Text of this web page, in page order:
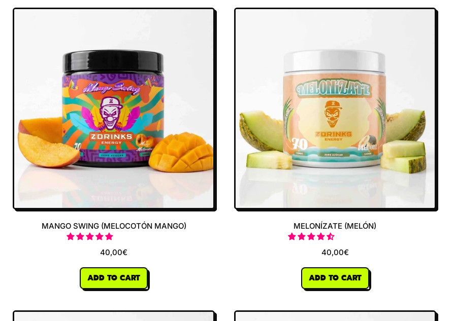
ARMY
Kiwi
MANGO SWING (MELOCOTÓN MANGO)
40,00€
REGULAR PRICE
ADD TO CART
,
Swing
MELONÍZATE (MELÓN)
40,00€
REGULAR PRICE
ADD TO CART
,
(Melón)